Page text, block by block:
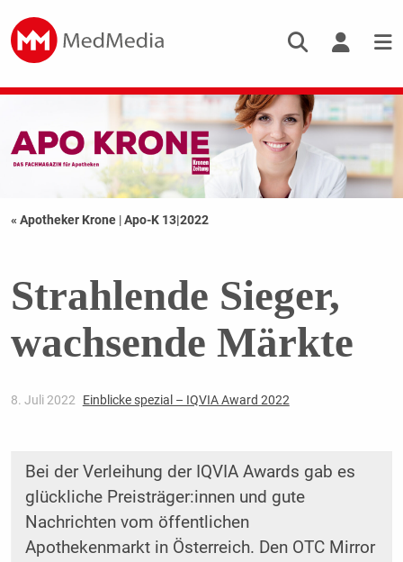
« Apotheker Krone |Apo-K 13|2022
Strahlende Sieger,
wachsende Märkte
8. Juli 2022 Einblicke spezial – IQVIA Award 2022
Bei der Verleihung der IQVIA Awards gab es
glückliche Preisträger:innen und gute
Nachrichten vom öffentlichen
Apothekenmarkt in Österreich. Den OTC Mirror